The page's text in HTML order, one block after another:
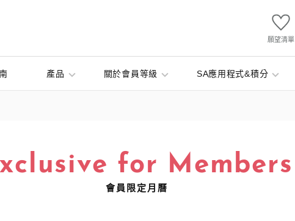
願望清單
產品 關於會員等級 SA應用程式&積分
for Members
會員限定月曆